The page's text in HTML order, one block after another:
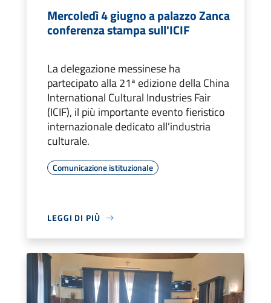
Mercoledì 4 giugno a palazzo Zanca
conferenza stampa sull'ICIF
La delegazione messinese ha
partecipato alla 21ª edizione della China
International Cultural Industries Fair
(ICIF), il più importante evento fieristico
internazionale dedicato all’industria
culturale.
Comunicazione istituzionale
LEGGI DI PIÙ